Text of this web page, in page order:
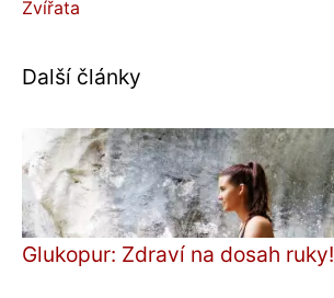
Zvířata
Další články
Glukopur: Zdraví na dosah ruky!